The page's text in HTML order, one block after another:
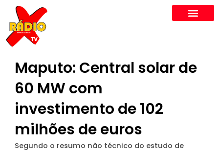
content
Maputo: Central solar de
60 MW com
investimento de 102
milhões de euros
Segundo o resumo não técnico do estudo de